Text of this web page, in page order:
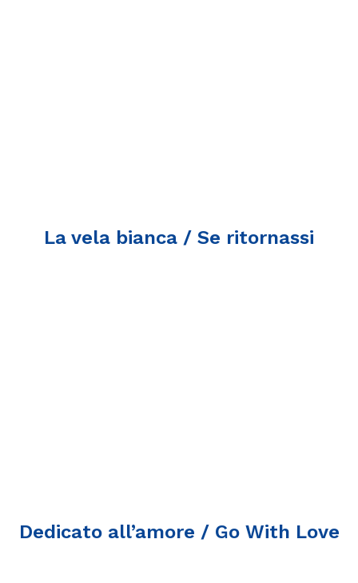
La vela bianca / Se ritornassi
Dedicato all’amore / Go With Love